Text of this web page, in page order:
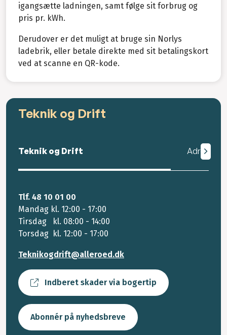
igangsætte ladningen, samt følge sit forbrug og
pris pr. kWh.
Derudover er det muligt at bruge sin Norlys
ladebrik, eller betale direkte med sit betalingskort
ved at scanne en QR-kode.
Teknik og Drift
Teknik og Drift Adresse
Tlf. 48 10 01 00
Mandag kl. 12:00 - 17:00
Tirsdag kl. 08:00 - 14:00
Torsdag kl. 12:00 - 17:00
Teknikogdrift@alleroed.dk
Indberet skader via bogertip
Abonnér på nyhedsbreve